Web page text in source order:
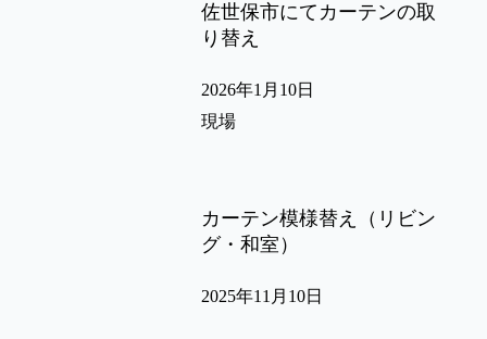
佐世保市にてカーテンの取
り替え
2026年1月10日
現場
カーテン模様替え（リビン
グ・和室）
2025年11月10日